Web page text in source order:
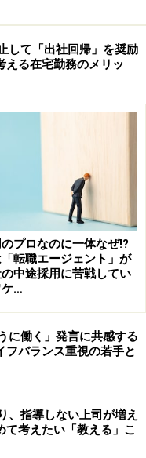
が得意である」と言
エピソードを話した
コミュニケーション
みは伝わるのに、な
意ではないのです
だろう。
手を克服するために
分をアピールしたい
しまうため、このよ
して「出社回帰」を奨励
る在宅勤務のメリッ
プロなのに一体なぜ!?
転職エージェント」が
の中途採用に苦戦してい
ケ…
に働く」発言に共感する
バランス重視の若手と
、指導しない上司が増え
考えたい「教える」こ